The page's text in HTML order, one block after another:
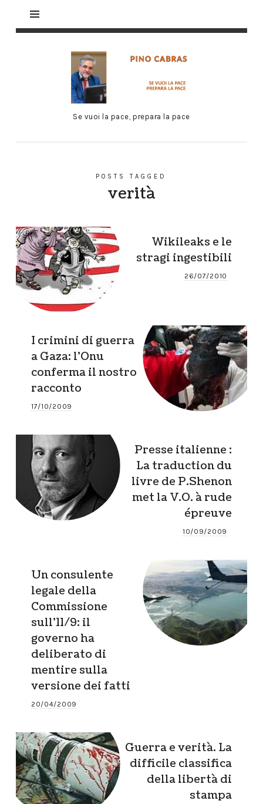
Se vuoi la pace, prepara la pace
POSTS TAGGED
verità
Wikileaks e le
stragi ingestibili
26/07/2010
I crimini di guerra
a Gaza: l’Onu
conferma il nostro
racconto
17/10/2009
Presse italienne :
La traduction du
livre de P.Shenon
met la V.O. à rude
épreuve
10/09/2009
Un consulente
legale della
Commissione
sull’11/9: il
governo ha
deliberato di
mentire sulla
versione dei fatti
20/04/2009
Guerra e verità. La
difficile classifica
della libertà di
stampa